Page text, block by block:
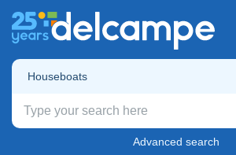
Houseboats
Advanced search